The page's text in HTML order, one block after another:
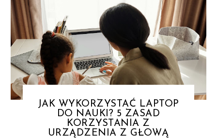
JAK WYKORZYSTAĆ LAPTOP
DO NAUKI? 5 ZASAD
KORZYSTANIA Z
URZĄDZENIA Z GŁOWĄ